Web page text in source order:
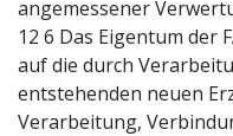
angemessener
12 6 Das Eigentum der
auf die durch
entstehenden neuen
Verarbeitung,